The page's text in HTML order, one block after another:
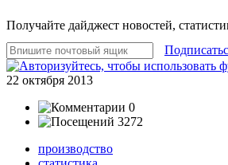
Получайте дайджест новостей,
22 октября 2013
0
3272
производство